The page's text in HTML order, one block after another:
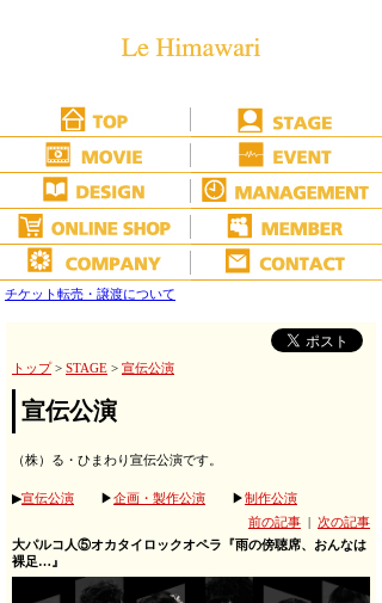
チケット転売・譲渡について
トップ> STAGE > 宣伝公演
宣伝公演
（株）る・ひまわり宣伝公演です。
▶宣伝公演 ▶企画・製作公演 ▶制作公演
前の記事
次の記事
大パルコ人⑤オカタイロックオペラ『雨の傍聴席、おんなは
裸足…』